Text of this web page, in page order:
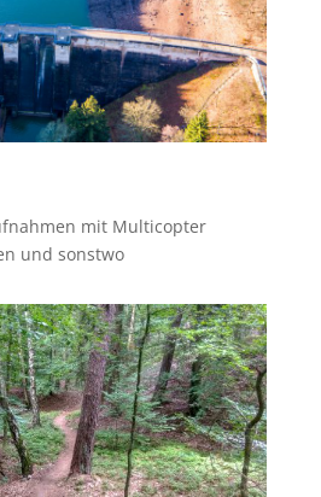
mit Multicopter
und sonstwo